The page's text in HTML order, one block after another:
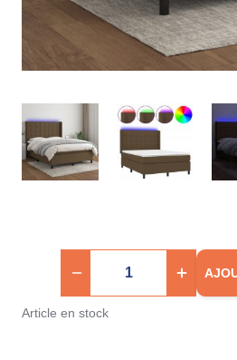
Article en stock